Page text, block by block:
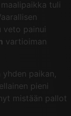
tuli
veto painui
vartioiman
paikan,
pieni
mistään pallot